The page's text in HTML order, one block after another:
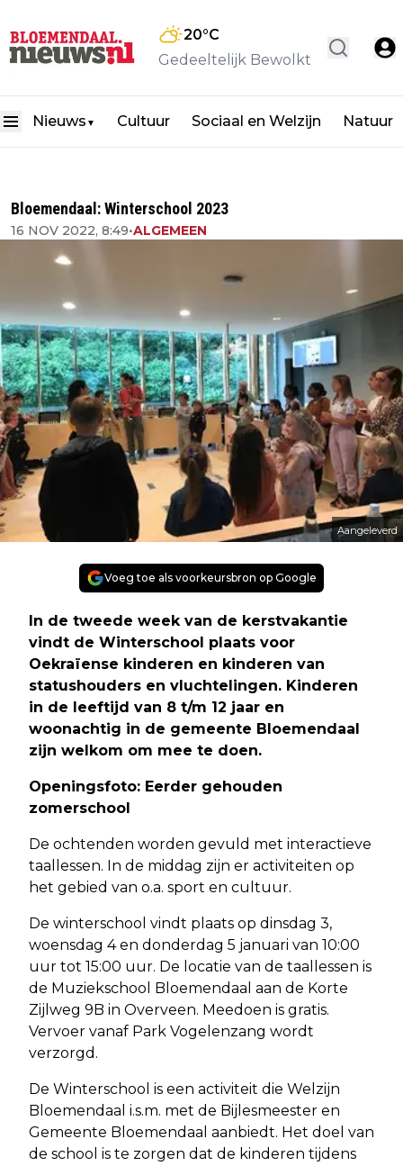
20°C
Gedeeltelijk Bewolkt
Nieuws ▼ Cultuur Sociaal en Welzijn Natuur
Bloemendaal: Winterschool 2023
16 NOV 2022, 8:49•ALGEMEEN
Aangeleverd
Voeg toe als voorkeursbron op Google
In de tweede week van de kerstvakantie
vindt de Winterschool plaats voor
Oekraïense kinderen en kinderen van
statushouders en vluchtelingen. Kinderen
in de leeftijd van 8 t/m 12 jaar en
woonachtig in de gemeente Bloemendaal
zijn welkom om mee te doen.
Openingsfoto: Eerder gehouden
zomerschool
De ochtenden worden gevuld met interactieve
taallessen. In de middag zijn er activiteiten op
het gebied van o.a. sport en cultuur.
De winterschool vindt plaats op dinsdag 3,
woensdag 4 en donderdag 5 januari van 10:00
uur tot 15:00 uur. De locatie van de taallessen is
de Muziekschool Bloemendaal aan de Korte
Zijlweg 9B in Overveen. Meedoen is gratis.
Vervoer vanaf Park Vogelenzang wordt
verzorgd.
De Winterschool is een activiteit die Welzijn
Bloemendaal i.s.m. met de Bijlesmeester en
Gemeente Bloemendaal aanbiedt. Het doel van
de school is te zorgen dat de kinderen tijdens